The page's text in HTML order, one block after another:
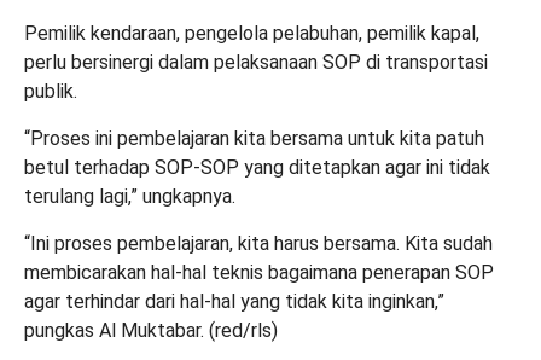
Pemilik kendaraan, pengelola pelabuhan, pemilik kapal,
perlu bersinergi dalam pelaksanaan SOP di transportasi
publik.
“Proses ini pembelajaran kita bersama untuk kita patuh
betul terhadap SOP-SOP yang ditetapkan agar ini tidak
terulang lagi,” ungkapnya.
“Ini proses pembelajaran, kita harus bersama. Kita sudah
membicarakan hal-hal teknis bagaimana penerapan SOP
agar terhindar dari hal-hal yang tidak kita inginkan,”
pungkas Al Muktabar. (red/rls)